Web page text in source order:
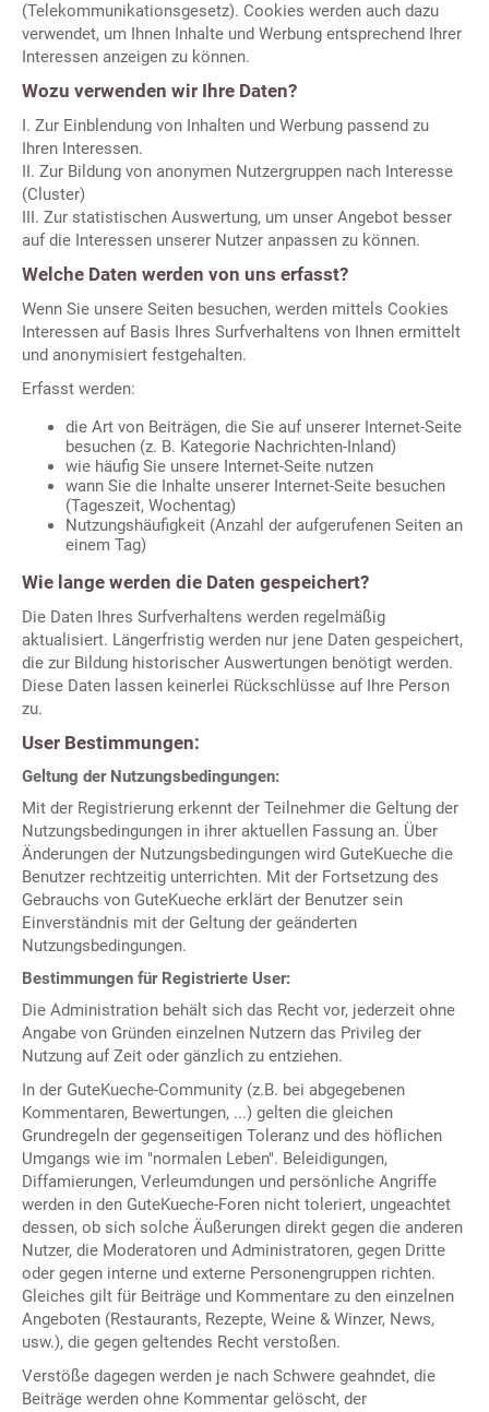
(Telekommunikationsgesetz). Cookies werden auch dazu
verwendet, um Ihnen Inhalte und Werbung entsprechend Ihrer
Interessen anzeigen zu können.
Wozu verwenden wir Ihre Daten?
I. Zur Einblendung von Inhalten und Werbung passend zu
Ihren Interessen.
II. Zur Bildung von anonymen Nutzergruppen nach Interesse
(Cluster)
III. Zur statistischen Auswertung, um unser Angebot besser
auf die Interessen unserer Nutzer anpassen zu können.
Welche Daten werden von uns erfasst?
Wenn Sie unsere Seiten besuchen, werden mittels Cookies
Interessen auf Basis Ihres Surfverhaltens von Ihnen ermittelt
und anonymisiert festgehalten.
Erfasst werden:
die Art von Beiträgen, die Sie auf unserer Internet-Seite
besuchen (z. B. Kategorie Nachrichten-Inland)
wie häufig Sie unsere Internet-Seite nutzen
wann Sie die Inhalte unserer Internet-Seite besuchen
(Tageszeit, Wochentag)
Nutzungshäufigkeit (Anzahl der aufgerufenen Seiten an
einem Tag)
Wie lange werden die Daten gespeichert?
Die Daten Ihres Surfverhaltens werden regelmäßig
aktualisiert. Längerfristig werden nur jene Daten gespeichert,
die zur Bildung historischer Auswertungen benötigt werden.
Diese Daten lassen keinerlei Rückschlüsse auf Ihre Person
zu.
User Bestimmungen:
Geltung der Nutzungsbedingungen:
Mit der Registrierung erkennt der Teilnehmer die Geltung der
Nutzungsbedingungen in ihrer aktuellen Fassung an. Über
Änderungen der Nutzungsbedingungen wird GuteKueche die
Benutzer rechtzeitig unterrichten. Mit der Fortsetzung des
Gebrauchs von GuteKueche erklärt der Benutzer sein
Einverständnis mit der Geltung der geänderten
Nutzungsbedingungen.
Bestimmungen für Registrierte User:
Die Administration behält sich das Recht vor, jederzeit ohne
Angabe von Gründen einzelnen Nutzern das Privileg der
Nutzung auf Zeit oder gänzlich zu entziehen.
In der GuteKueche-Community (z.B. bei abgegebenen
Kommentaren, Bewertungen, ...) gelten die gleichen
Grundregeln der gegenseitigen Toleranz und des höflichen
Umgangs wie im "normalen Leben". Beleidigungen,
Diffamierungen, Verleumdungen und persönliche Angriffe
werden in den GuteKueche-Foren nicht toleriert, ungeachtet
dessen, ob sich solche Äußerungen direkt gegen die anderen
Nutzer, die Moderatoren und Administratoren, gegen Dritte
oder gegen interne und externe Personengruppen richten.
Gleiches gilt für Beiträge und Kommentare zu den einzelnen
Angeboten (Restaurants, Rezepte, Weine & Winzer, News,
usw.), die gegen geltendes Recht verstoßen.
Verstöße dagegen werden je nach Schwere geahndet, die
Beiträge werden ohne Kommentar gelöscht, der